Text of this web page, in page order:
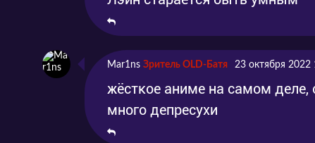
Mar1ns Зритель OLD-Батя 23 октября 2022
жёсткое аниме на самом деле,
много депресухи